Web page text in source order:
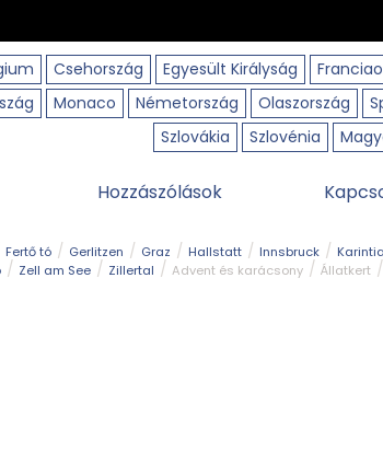
Csehország Egyesült Királyság
Monaco Németország Olaszország
Szlovákia
Szlovénia
Hozzászólások
Fertő tó Gerlitzen Graz Hallstatt Innsbruck Karintia
Zell am See Zillertal Advent és karácsony Állatkert